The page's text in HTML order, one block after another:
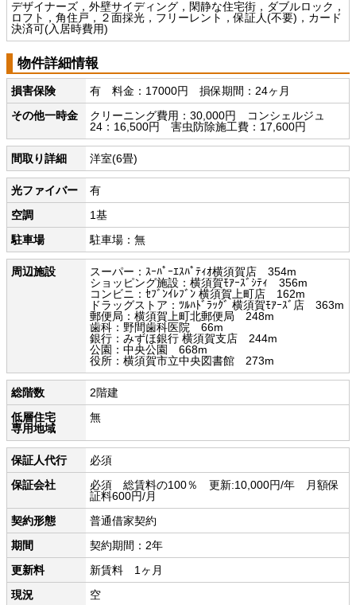
デザイナーズ，外壁サイディング，閑静な住宅街，ダブルロック，
ロフト，角住戸，２面採光，フリーレント，保証人(不要)，カード
決済可(入居時費用)
物件詳細情報
損害保険
有 料金：17000円 損保期間：24ヶ月
その他一時金
クリーニング費用：30,000円 コンシェルジュ
24：16,500円 害虫防除施工費：17,600円
間取り詳細 洋室(6畳)
光ファイバー
有
空調
1基
駐車場
駐車場：無
周辺施設
スーパー：ｽｰﾊﾟｰｴｽﾊﾟﾃｨｵ横須賀店 354m
ショッピング施設：横須賀ﾓｱｰｽﾞｼﾃｨ 356m
コンビニ：ｾﾌﾞﾝｲﾚﾌﾞﾝ 横須賀上町店 162m
ドラッグストア：ﾂﾙﾊﾄﾞﾗｯｸﾞ 横須賀ﾓｱｰｽﾞ店 363m
郵便局：横須賀上町北郵便局 248m
歯科：野間歯科医院 66m
銀行：みずほ銀行 横須賀支店 244m
公園：中央公園 668m
役所：横須賀市立中央図書館 273m
総階数
2階建
低層住宅
専用地域
無
保証人代行
必須
保証会社
必須 総賃料の100％ 更新:10,000円/年 月額保
証料600円/月
契約形態
普通借家契約
期間
契約期間：2年
更新料
新賃料 1ヶ月
現況
空